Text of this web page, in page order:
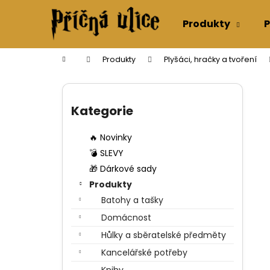
Produkty
Domů Produkty Plyšáci, hračky a tvoření
kategorie
Kategorie
🔥 Novinky
💣 SLEVY
🎁 Dárkové sady
Produkty
Batohy a tašky
Domácnost
Hůlky a sběratelské předměty
Kancelářské potřeby
í
Zpět
do
Zpět
do